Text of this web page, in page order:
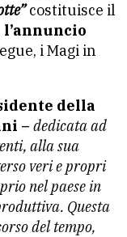
costituisce il
i Magi in
della
– dedicata ad
alla sua
veri e propri
nel paese in
Questa
del tempo,